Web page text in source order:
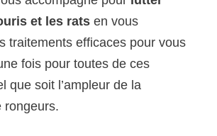
et les rats en vous
traitements efficaces pour vous
fois pour toutes de ces
que soit l’ampleur de la
rongeurs.